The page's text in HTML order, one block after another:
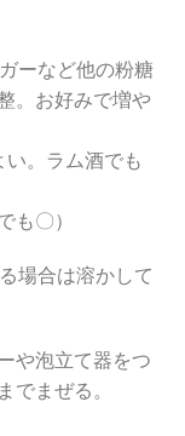
ーなど他の粉糖
。お好みで増や
。ラム酒でも
〇）
場合は溶かして
や泡立て器をつ
まぜる。